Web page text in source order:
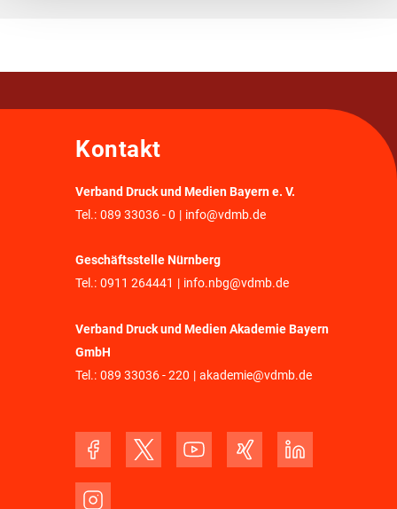
Kontakt
Verband Druck und Medien Bayern e. V.
Tel.: 089 33036 - 0 | info@vdmb.de
Geschäftsstelle Nürnberg
Tel.: 0911 264441 | info.nbg@vdmb.de
Verband Druck und Medien Akademie Bayern
GmbH
Tel.: 089 33036 - 220 | akademie@vdmb.de